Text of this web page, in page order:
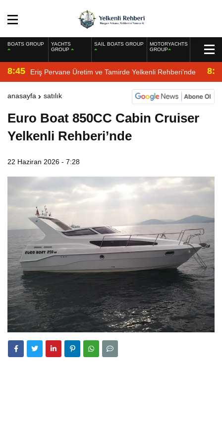
BOATS GROUP
YACHTS
GROUP
SAIL BOATS GROUP
MOTORYACHTS
GROUP
8:45 Eriş Pervane Üretim ve Tamirde Yelkenli Rehberi’nde
anasayfa satılık
Euro Boat 850CC Cabin Cruiser
Yelkenli Rehberi’nde
22 Haziran 2026 - 7:28